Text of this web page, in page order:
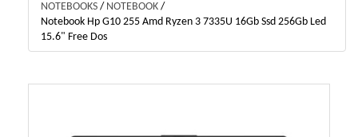
NOTEBOOKS / NOTEBOOK /
Notebook Hp G10 255 Amd Ryzen 3 7335U 16Gb Ssd 256Gb Led
15.6" Free Dos